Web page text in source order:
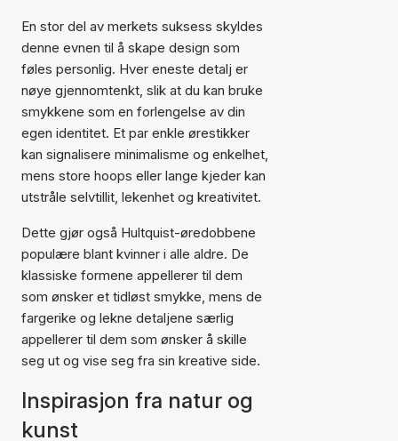
En stor del av merkets suksess skyldes
denne evnen til å skape design som
føles personlig. Hver eneste detalj er
nøye gjennomtenkt, slik at du kan bruke
smykkene som en forlengelse av din
egen identitet. Et par enkle ørestikker
kan signalisere minimalisme og enkelhet,
mens store hoops eller lange kjeder kan
utstråle selvtillit, lekenhet og kreativitet.
Dette gjør også Hultquist-øredobbene
populære blant kvinner i alle aldre. De
klassiske formene appellerer til dem
som ønsker et tidløst smykke, mens de
fargerike og lekne detaljene særlig
appellerer til dem som ønsker å skille
seg ut og vise seg fra sin kreative side.
Inspirasjon fra natur og
kunst